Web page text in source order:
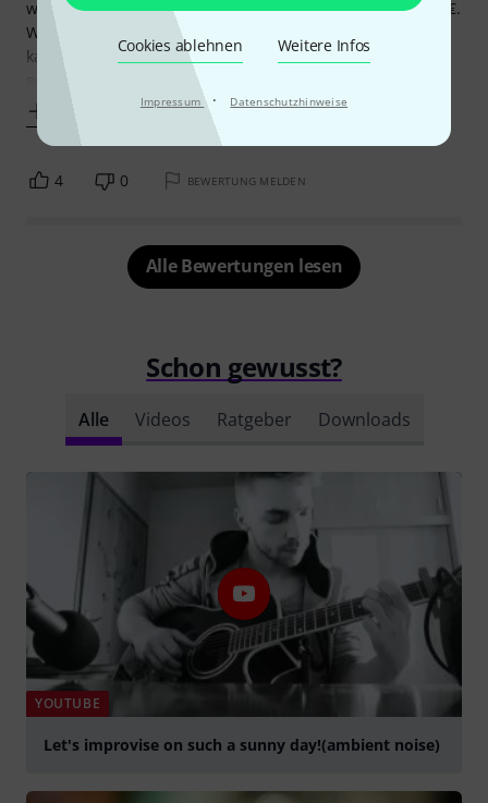
Cookies ablehnen Weitere Infos
Impressum · Datenschutzhinweise
wenn 6 Micros ca. 50€ kosten, kostet eines nicht einmal 10€.
Wenn man im Elektrofachhandel ein Mic um unter 10€
kauft, bekommt man meistens nur billige PC-Micros, die
Mehr anzeigen
4 0 BEWERTUNG MELDEN
Alle Bewertungen lesen
Schon gewusst?
Alle Videos Ratgeber Downloads
YOUTUBE
Let's improvise on such a sunny day!(ambient noise)